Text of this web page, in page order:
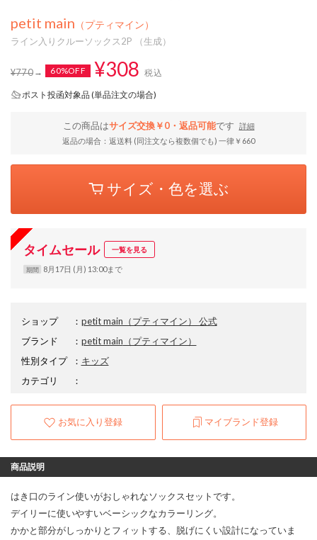
petit main （プティマイン）
ライン入りクルーソックス2P （生成）
¥770 60%OFF ¥308 税込
ポスト投函対象品 (単品注文の場合)
この商品はサイズ交換￥0・返品可能です
詳細
返品の場合：返送料 (同注文なら複数個でも) 一律￥660
サイズ・色を選ぶ
タイムセール 一覧を見る
期間 8月17日 (月) 13:00まで
ショップ ： petit main（プティマイン） 公式
ブランド
： petit main （プティマイン）
性別タイプ
： キッズ
カテゴリ
：
お気に入り登録 マイブランド登録
商品説明
はき口のライン使いがおしゃれなソックスセットです。
デイリーに使いやすいベーシックなカラーリング。
かかと部分がしっかりとフィットする、脱げにくい設計になっていま